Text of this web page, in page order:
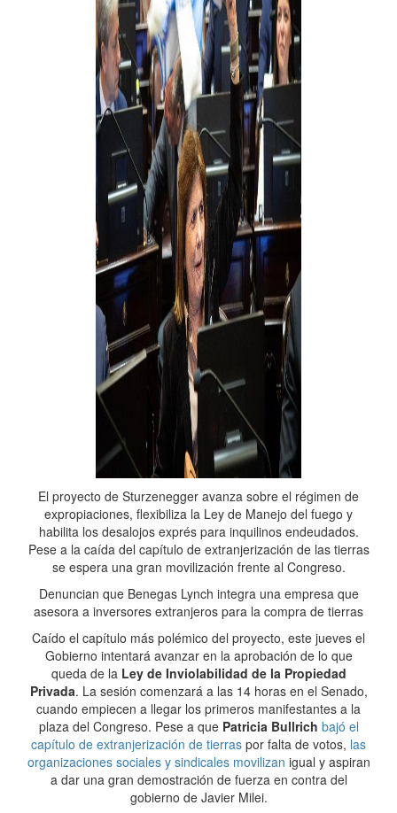
El proyecto de Sturzenegger avanza sobre el régimen de
expropiaciones, flexibiliza la Ley de Manejo del fuego y
habilita los desalojos exprés para inquilinos endeudados.
Pese a la caída del capítulo de extranjerización de las tierras
se espera una gran movilización frente al Congreso.
Denuncian que Benegas Lynch integra una empresa que
asesora a inversores extranjeros para la compra de tierras
Caído el capítulo más polémico del proyecto, este jueves el
Gobierno intentará avanzar en la aprobación de lo que
queda de la Ley de Inviolabilidad de la Propiedad
Privada. La sesión comenzará a las 14 horas en el Senado,
cuando empiecen a llegar los primeros manifestantes a la
plaza del Congreso. Pese a que Patricia Bullrich bajó el
capítulo de extranjerización de tierras por falta de votos, las
organizaciones sociales y sindicales movilizan igual y aspiran
a dar una gran demostración de fuerza en contra del
gobierno de Javier Milei.